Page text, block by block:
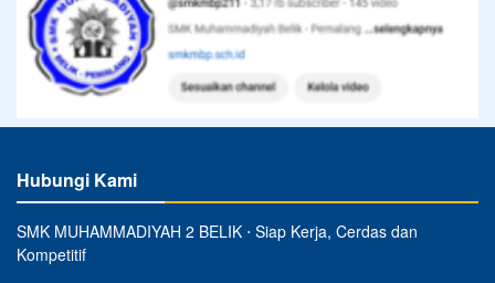
Hubungi Kami
SMK MUHAMMADIYAH 2 BELIK ⋅ Siap Kerja, Cerdas dan
Kompetitif